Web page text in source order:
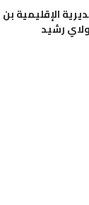
الإقليمية بن
رشيد